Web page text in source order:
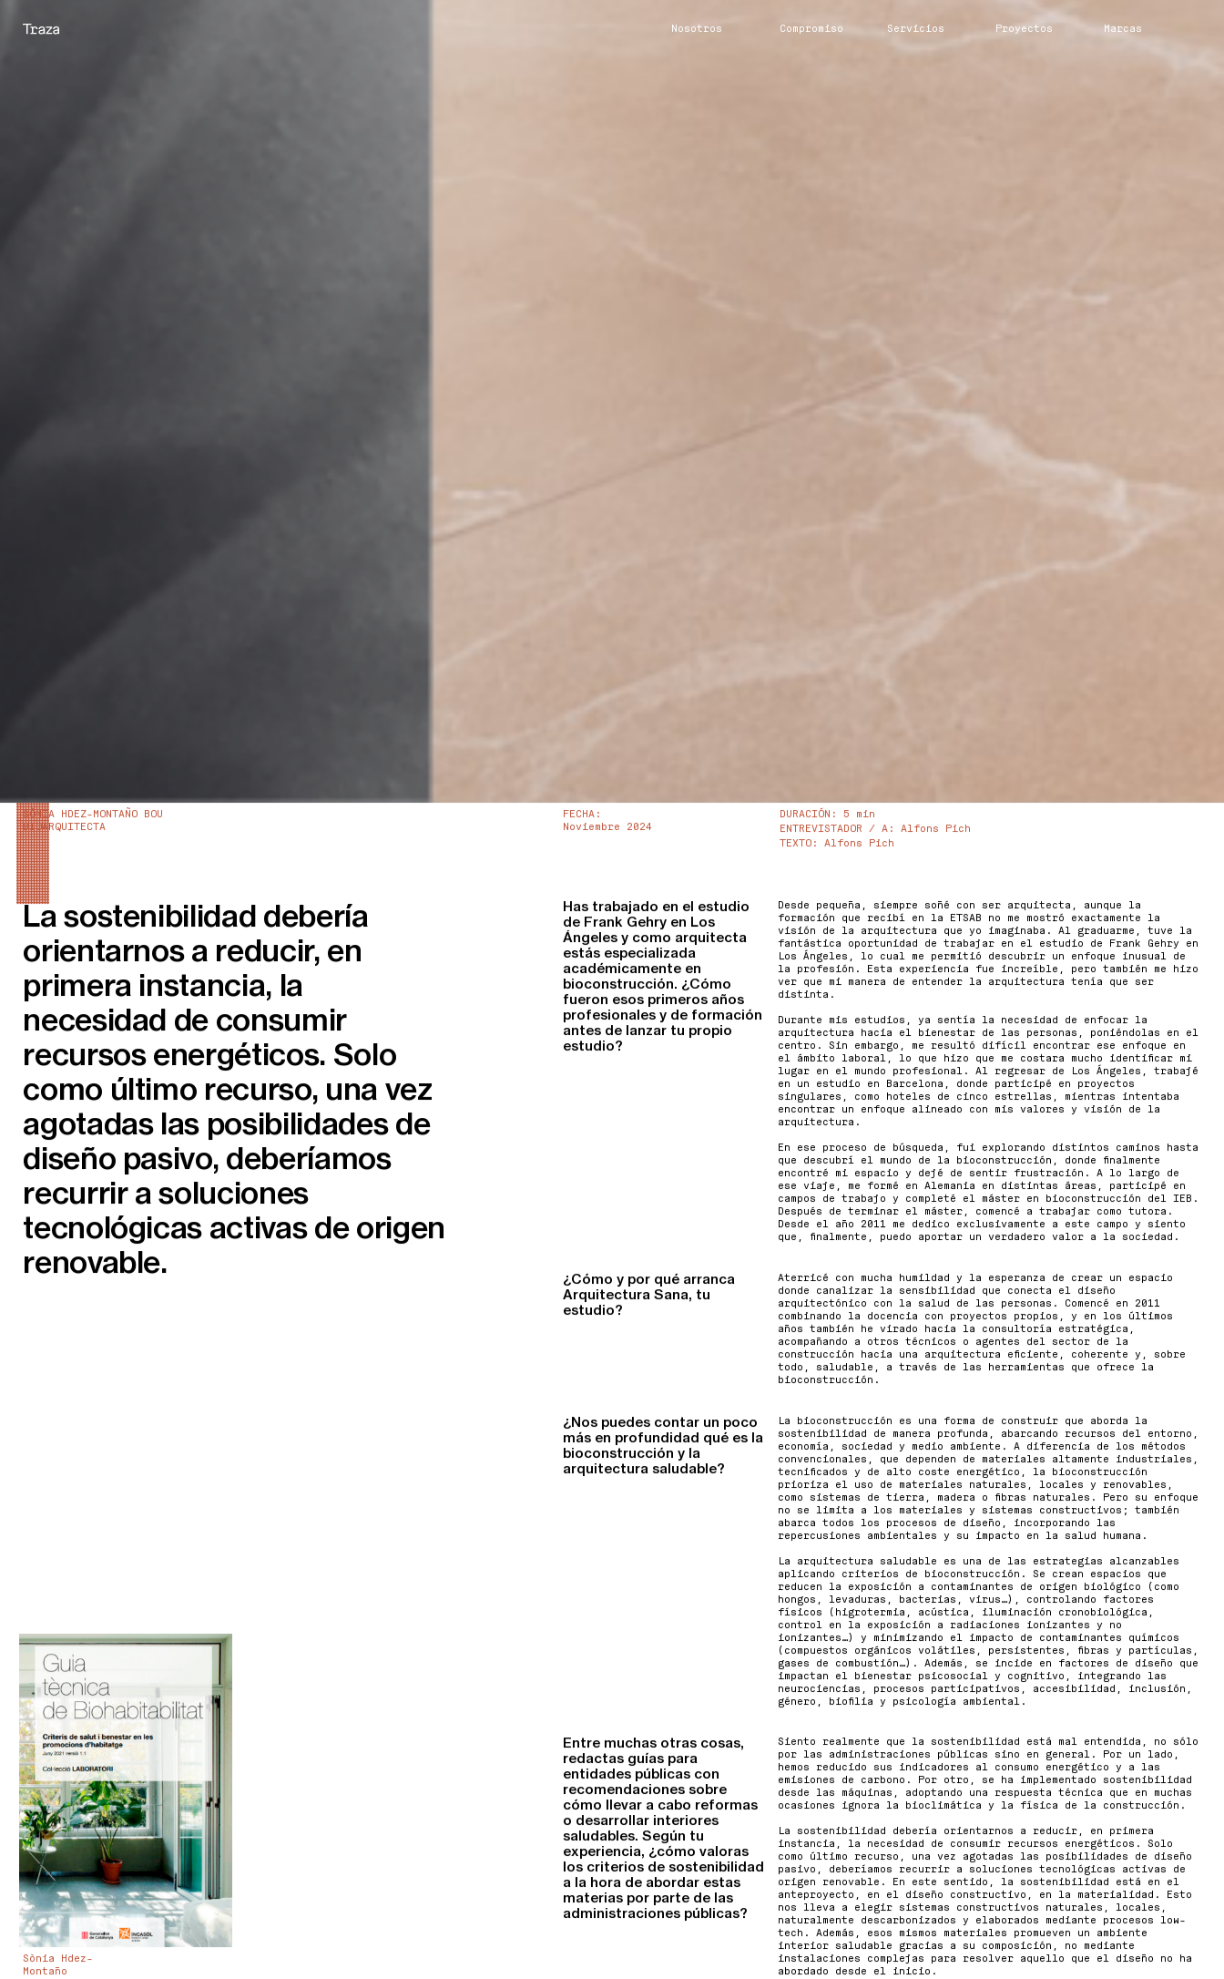
Nosotros Compromiso Servicios Proyectos Marcas
SÒNIA HDEZ-MONTAÑO BOU
BIOARQUITECTA
FECHA:
Noviembre 2024
DURACIÓN : 5 min
ENTREVISTADOR / A: Alfons Pich
TEXTO: Alfons Pich
La sostenibilidad debería
orientarnos a reducir, en
primera instancia, la
necesidad de consumir
recursos energéticos. Solo
como último recurso, una vez
agotadas las posibilidades de
diseño pasivo, deberíamos
recurrir a soluciones
tecnológicas activas de origen
renovable.
Sònia Hdez-
Montaño
Has trabajado en el estudio
de Frank Gehry en Los
Ángeles y como arquitecta
estás especializada
académicamente en
bioconstrucción. ¿Cómo
fueron esos primeros años
profesionales y de formación
antes de lanzar tu propio
estudio?
Desde pequeña, siempre soñé con ser arquitecta, aunque la
formación que recibí en la ETSAB no me mostró exactamente la
visión de la arquitectura que yo imaginaba. Al graduarme, tuve la
fantástica oportunidad de trabajar en el estudio de Frank Gehry en
Los Ángeles, lo cual me permitió descubrir un enfoque inusual de
la profesión. Esta experiencia fue increíble, pero también me hizo
ver que mi manera de entender la arquitectura tenía que ser
distinta.
Durante mis estudios, ya sentía la necesidad de enfocar la
arquitectura hacia el bienestar de las personas, poniéndolas en el
centro. Sin embargo, me resultó difícil encontrar ese enfoque en
el ámbito laboral, lo que hizo que me costara mucho identificar mi
lugar en el mundo profesional. Al regresar de Los Ángeles, trabajé
en un estudio en Barcelona, donde participé en proyectos
singulares, como hoteles de cinco estrellas, mientras intentaba
encontrar un enfoque alineado con mis valores y visión de la
arquitectura.
En ese proceso de búsqueda, fui explorando distintos caminos hasta
que descubrí el mundo de la bioconstrucción, donde finalmente
encontré mi espacio y dejé de sentir frustración. A lo largo de
ese viaje, me formé en Alemania en distintas áreas, participé en
campos de trabajo y completé el máster en bioconstrucción del IEB.
Después de terminar el máster, comencé a trabajar como tutora.
Desde el año 2011 me dedico exclusivamente a este campo y siento
que, finalmente, puedo aportar un verdadero valor a la sociedad.
¿Cómo y por qué arranca
Arquitectura Sana, tu
estudio?
Aterricé con mucha humildad y la esperanza de crear un espacio
donde canalizar la sensibilidad que conecta el diseño
arquitectónico con la salud de las personas. Comencé en 2011
combinando la docencia con proyectos propios, y en los últimos
años también he virado hacia la consultoría estratégica,
acompañando a otros técnicos o agentes del sector de la
construcción hacia una arquitectura eficiente, coherente y, sobre
todo, saludable, a través de las herramientas que ofrece la
bioconstrucción.
¿Nos puedes contar un poco
más en profundidad qué es la
bioconstrucción y la
arquitectura saludable?
La bioconstrucción es una forma de construir que aborda la
sostenibilidad de manera profunda, abarcando recursos del entorno,
economía, sociedad y medio ambiente. A diferencia de los métodos
convencionales, que dependen de materiales altamente industriales,
tecnificados y de alto coste energético, la bioconstrucción
prioriza el uso de materiales naturales, locales y renovables,
como sistemas de tierra, madera o fibras naturales. Pero su enfoque
no se limita a los materiales y sistemas constructivos; también
abarca todos los procesos de diseño, incorporando las
repercusiones ambientales y su impacto en la salud humana.
La arquitectura saludable es una de las estrategias alcanzables
aplicando criterios de bioconstrucción. Se crean espacios que
reducen la exposición a contaminantes de origen biológico (como
hongos, levaduras, bacterias, virus…), controlando factores
físicos (higrotermia, acústica, iluminación cronobiológica,
control en la exposición a radiaciones ionizantes y no
ionizantes…) y minimizando el impacto de contaminantes químicos
(compuestos orgánicos volátiles, persistentes, fibras y partículas,
gases de combustión…). Además, se incide en factores de diseño que
impactan el bienestar psicosocial y cognitivo, integrando las
neurociencias, procesos participativos, accesibilidad, inclusión,
género, biofilia y psicología ambiental.
Entre muchas otras cosas,
redactas guías para
entidades públicas con
recomendaciones sobre
cómo llevar a cabo reformas
o desarrollar interiores
saludables. Según tu
experiencia, ¿cómo valoras
los criterios de sostenibilidad
a la hora de abordar estas
materias por parte de las
administraciones públicas?
Siento realmente que la sostenibilidad está mal entendida, no sólo
por las administraciones públicas sino en general. Por un lado,
hemos reducido sus indicadores al consumo energético y a las
emisiones de carbono. Por otro, se ha implementado sostenibilidad
desde las máquinas, adoptando una respuesta técnica que en muchas
ocasiones ignora la bioclimática y la física de la construcción.
La sostenibilidad debería orientarnos a reducir, en primera
instancia, la necesidad de consumir recursos energéticos. Solo
como último recurso, una vez agotadas las posibilidades de diseño
pasivo, deberíamos recurrir a soluciones tecnológicas activas de
origen renovable. En este sentido, la sostenibilidad está en el
anteproyecto, en el diseño constructivo, en la materialidad. Esto
nos lleva a elegir sistemas constructivos naturales, locales,
naturalmente descarbonizados y elaborados mediante procesos low-
tech. Además, esos mismos materiales promueven un ambiente
interior saludable gracias a su composición, no mediante
instalaciones complejas para resolver aquello que el diseño no ha
abordado desde el inicio.